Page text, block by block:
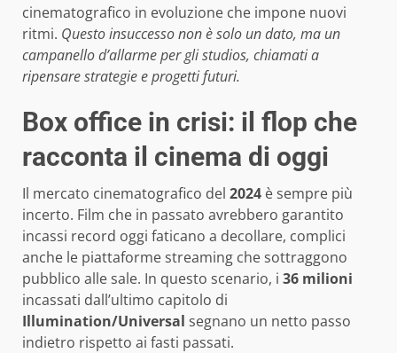
cinematografico in evoluzione che impone nuovi
ritmi. Questo insuccesso non è solo un dato, ma un
campanello d’allarme per gli studios, chiamati a
ripensare strategie e progetti futuri.
Box office in crisi: il flop che
racconta il cinema di oggi
Il mercato cinematografico del 2024 è sempre più
incerto. Film che in passato avrebbero garantito
incassi record oggi faticano a decollare, complici
anche le piattaforme streaming che sottraggono
pubblico alle sale. In questo scenario, i 36 milioni
incassati dall’ultimo capitolo di
Illumination/Universal segnano un netto passo
indietro rispetto ai fasti passati.